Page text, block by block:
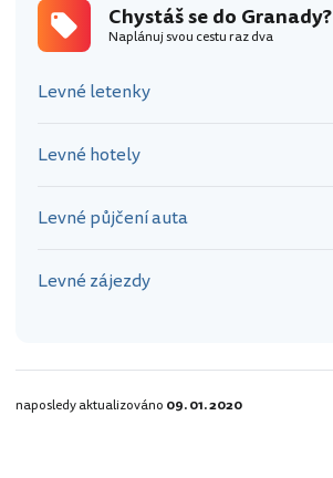
Chystáš se do Granady?
Naplánuj svou cestu raz dva
Levné letenky
Levné hotely
Levné půjčení auta
Levné zájezdy
naposledy aktualizováno 09. 01. 2020